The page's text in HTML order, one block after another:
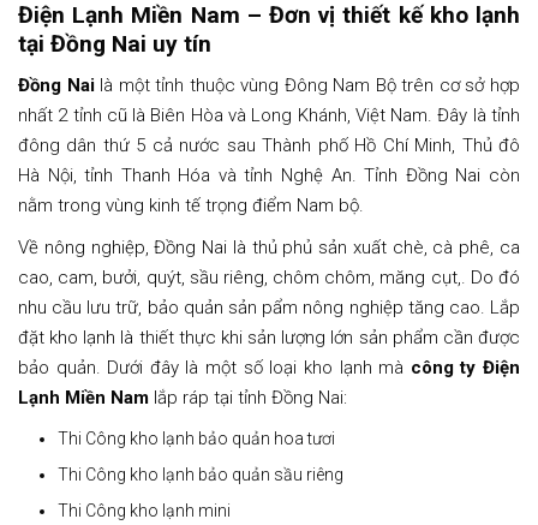
Điện Lạnh Miền Nam – Đơn vị thiết kế kho lạnh
tại Đồng Nai uy tín
Đồng Nailà một tỉnh thuộc vùng Đông Nam Bộ trên cơ sở hợp
nhất 2 tỉnh cũ là Biên Hòa và Long Khánh, Việt Nam. Đây là tỉnh
đông dân thứ 5 cả nước sau Thành phố Hồ Chí Minh, Thủ đô
Hà Nội, tỉnh Thanh Hóa và tỉnh Nghệ An. Tỉnh Đồng Nai còn
nằm trong vùng kinh tế trọng điểm Nam bộ.
Về nông nghiệp, Đồng Nai là thủ phủ sản xuất chè, cà phê, ca
cao, cam, bưởi, quýt, sầu riêng, chôm chôm, măng cụt,. Do đó
nhu cầu lưu trữ, bảo quản sản pẩm nông nghiệp tăng cao. Lắp
đặt kho lạnh là thiết thực khi sản lượng lớn sản phẩm cần được
bảo quản. Dưới đây là một số loại kho lạnh mà công ty Điện
Lạnh Miền Nam lắp ráp tại tỉnh Đồng Nai:
Thi Công kho lạnh bảo quản hoa tươi
Thi Công kho lạnh bảo quản sầu riêng
Thi Công kho lạnh mini